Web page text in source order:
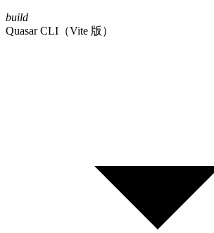
build
Quasar CLI（Vite 版）